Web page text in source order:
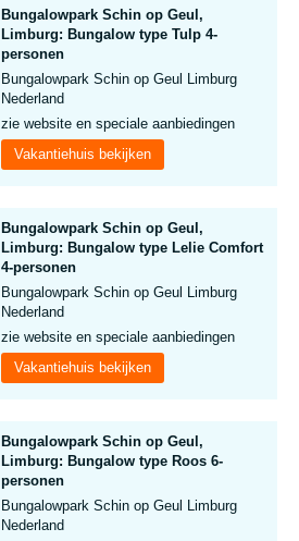
Bungalowpark Schin op Geul,
Limburg: Bungalow type Tulp 4-
personen
Bungalowpark Schin op Geul Limburg
Nederland
zie website en speciale aanbiedingen
Vakantiehuis bekijken
Bungalowpark Schin op Geul,
Limburg: Bungalow type Lelie Comfort
4-personen
Bungalowpark Schin op Geul Limburg
Nederland
zie website en speciale aanbiedingen
Vakantiehuis bekijken
Bungalowpark Schin op Geul,
Limburg: Bungalow type Roos 6-
personen
Bungalowpark Schin op Geul Limburg
Nederland